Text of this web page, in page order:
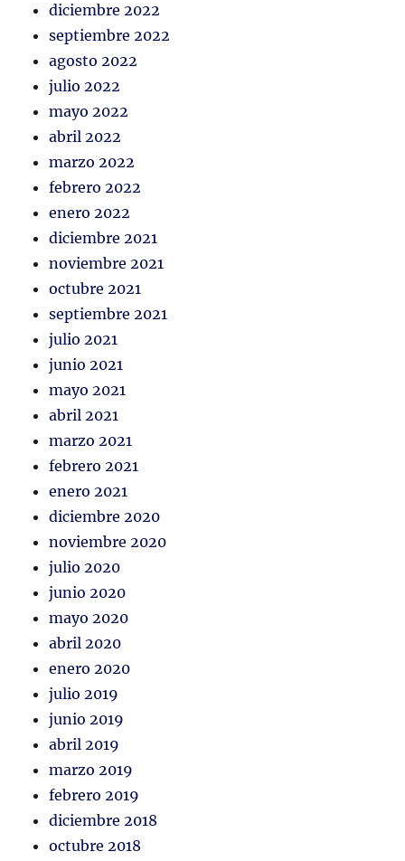
diciembre 2022
septiembre 2022
agosto 2022
julio 2022
mayo 2022
abril 2022
marzo 2022
febrero 2022
enero 2022
diciembre 2021
noviembre 2021
octubre 2021
septiembre 2021
julio 2021
junio 2021
mayo 2021
abril 2021
marzo 2021
febrero 2021
enero 2021
diciembre 2020
noviembre 2020
julio 2020
junio 2020
mayo 2020
abril 2020
enero 2020
julio 2019
junio 2019
abril 2019
marzo 2019
febrero 2019
diciembre 2018
octubre 2018